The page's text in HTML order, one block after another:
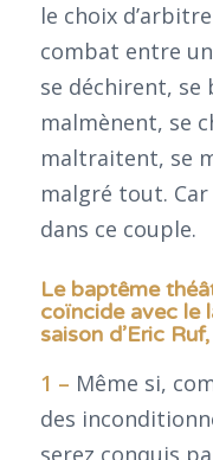
le choix
combat entre
se déchirent, se
malmènent, se
maltraitent, se
malgré tout.
dans ce couple.
Le baptême
coïncide avec le
saison d’Eric
1 – Même si,
des
serez conquis